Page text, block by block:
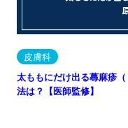
皮膚科
太ももにだけ出る蕁麻疹
法は？【医師監修】